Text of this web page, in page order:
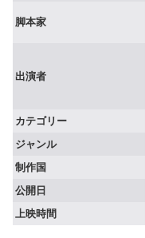
脚本家
出演者
カテゴリー
ジャンル
制作国
公開日
上映時間